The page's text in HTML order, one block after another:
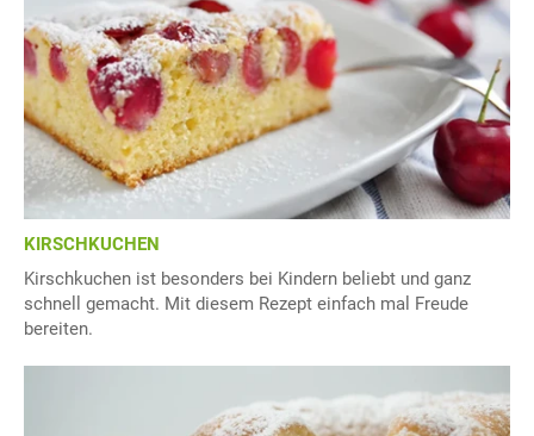
KIRSCHKUCHEN
Kirschkuchen ist besonders bei Kindern beliebt und ganz
schnell gemacht. Mit diesem Rezept einfach mal Freude
bereiten.